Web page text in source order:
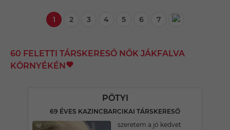
1 2 3 4 5 6 7
60 FELETTI TÁRSKERESŐ NŐK JÁKFALVA
KÖRNYÉKÉN
PÖTYI
69 ÉVES KAZINCBARCIKAI TÁRSKERESŐ
szeretem a jó kedvet